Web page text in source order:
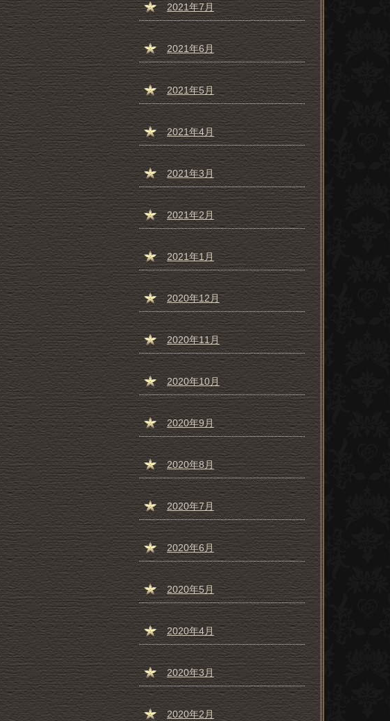
2021年7月
2021年6月
2021年5月
2021年4月
2021年3月
2021年2月
2021年1月
2020年12月
2020年11月
2020年10月
2020年9月
2020年8月
2020年7月
2020年6月
2020年5月
2020年4月
2020年3月
2020年2月